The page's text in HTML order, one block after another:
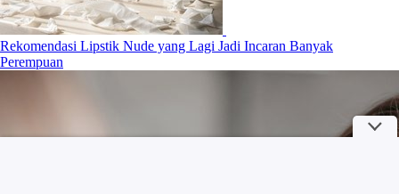
Rekomendasi Lipstik Nude yang Lagi Jadi Incaran Banyak
Perempuan